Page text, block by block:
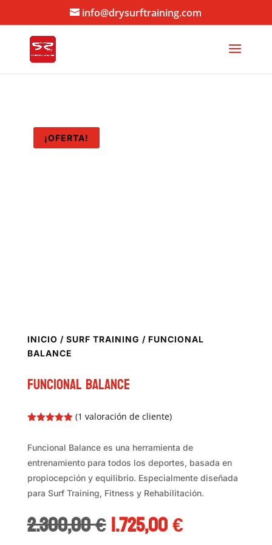
info@drysurftraining.com
¡OFERTA!
INICIO / SURF TRAINING / FUNCIONAL
BALANCE
Funcional Balance
5 en base
de un
(1 valoración de cliente)
Funcional Balance es una herramienta de
entrenamiento para todos los deportes, basada en
propiocepción y equilibrio. Especialmente diseñada
para Surf Training, Fitness y Rehabilitación.
2.300,00€El
1.725,00€El